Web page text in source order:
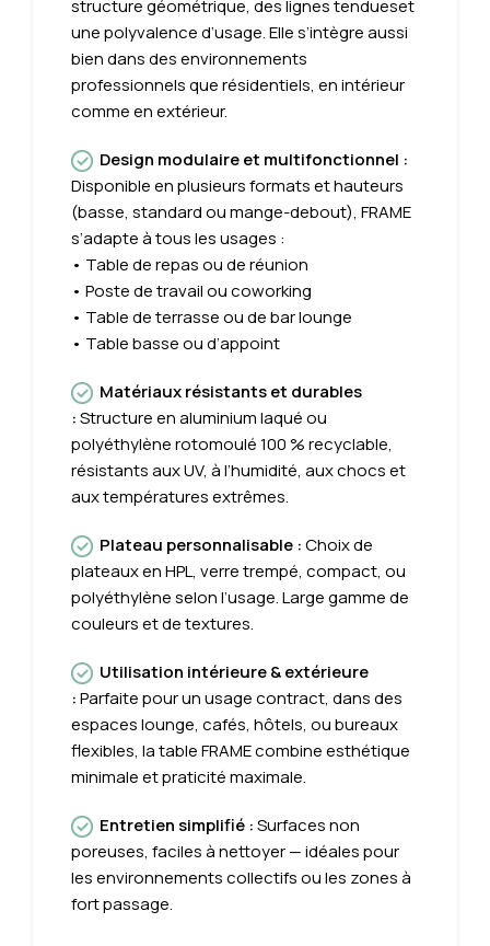
structure géométrique, des lignes tendueset
une polyvalence d’usage. Elle s’intègre aussi
bien dans des environnements
professionnels que résidentiels, en intérieur
comme en extérieur.
Design modulaire et multifonctionnel :
Disponible en plusieurs formats et hauteurs
(basse, standard ou mange-debout), FRAME
s’adapte à tous les usages :
• Table de repas ou de réunion
• Poste de travail ou coworking
• Table de terrasse ou de bar lounge
• Table basse ou d’appoint
Matériaux résistants et durables
:Structure en aluminium laqué ou
polyéthylène rotomoulé 100 % recyclable,
résistants aux UV, à l’humidité, aux chocs et
aux températures extrêmes.
Plateau personnalisable :Choix de
plateaux en HPL, verre trempé, compact, ou
polyéthylène selon l’usage. Large gamme de
couleurs et de textures.
Utilisation intérieure & extérieure
:Parfaite pour un usage contract, dans des
espaces lounge, cafés, hôtels, ou bureaux
flexibles, la table FRAME combine esthétique
minimale et praticité maximale.
Entretien simplifié :Surfaces non
poreuses, faciles à nettoyer — idéales pour
les environnements collectifs ou les zones à
fort passage.